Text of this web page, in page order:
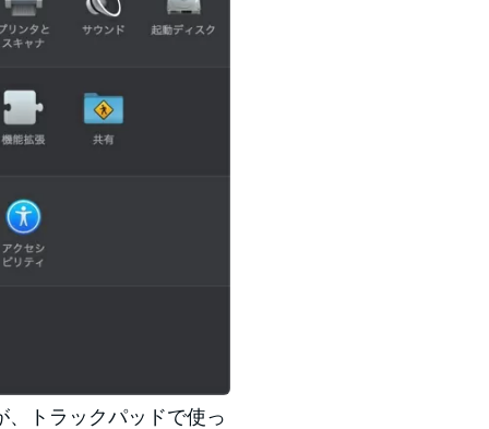
トラックパッドで使っ